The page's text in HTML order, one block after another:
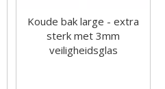
Koude bak large - extra
sterk met 3mm
veiligheidsglas